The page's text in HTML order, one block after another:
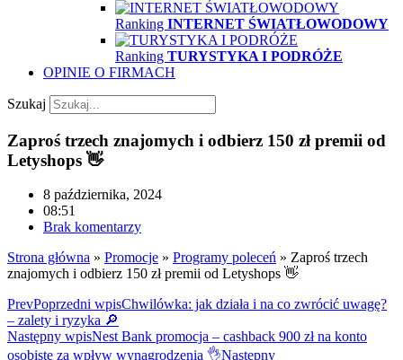
Ranking INTERNET ŚWIATŁOWODOWY
Ranking TURYSTYKA I PODRÓŻE
OPINIE O FIRMACH
Szukaj
Zaproś trzech znajomych i odbierz 150 zł premii od
Letyshops 👋
8 października, 2024
08:51
Brak komentarzy
Strona główna » Promocje » Programy poleceń » Zaproś trzech
znajomych i odbierz 150 zł premii od Letyshops 👋
PrevPoprzedni wpisChwilówka: jak działa i na co zwrócić uwagę?
– zalety i ryzyka 🔎
Następny wpisNest Bank promocja – cashback 900 zł na konto
osobiste za wpływ wynagrodzenia 👌Następny